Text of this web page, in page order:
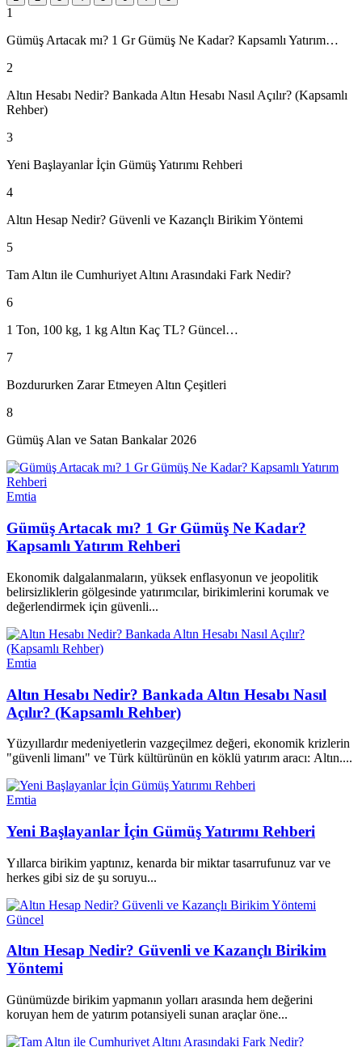
1
Gümüş Artacak mı? 1 Gr Gümüş Ne Kadar? Kapsamlı Yatırım…
2
Altın Hesabı Nedir? Bankada Altın Hesabı Nasıl Açılır? (Kapsamlı
Rehber)
3
Yeni Başlayanlar İçin Gümüş Yatırımı Rehberi
4
Altın Hesap Nedir? Güvenli ve Kazançlı Birikim Yöntemi
5
Tam Altın ile Cumhuriyet Altını Arasındaki Fark Nedir?
6
1 Ton, 100 kg, 1 kg Altın Kaç TL? Güncel…
7
Bozdururken Zarar Etmeyen Altın Çeşitleri
8
Gümüş Alan ve Satan Bankalar 2026
Emtia
Gümüş Artacak mı? 1 Gr Gümüş Ne Kadar?
Kapsamlı Yatırım Rehberi
Ekonomik dalgalanmaların, yüksek enflasyonun ve jeopolitik
belirsizliklerin gölgesinde yatırımcılar, birikimlerini korumak ve
değerlendirmek için güvenli...
Emtia
Altın Hesabı Nedir? Bankada Altın Hesabı Nasıl
Açılır? (Kapsamlı Rehber)
Yüzyıllardır medeniyetlerin vazgeçilmez değeri, ekonomik krizlerin
"güvenli limanı" ve Türk kültürünün en köklü yatırım aracı: Altın....
Emtia
Yeni Başlayanlar İçin Gümüş Yatırımı Rehberi
Yıllarca birikim yaptınız, kenarda bir miktar tasarrufunuz var ve
herkes gibi siz de şu soruyu...
Güncel
Altın Hesap Nedir? Güvenli ve Kazançlı Birikim
Yöntemi
Günümüzde birikim yapmanın yolları arasında hem değerini
koruyan hem de yatırım potansiyeli sunan araçlar öne...